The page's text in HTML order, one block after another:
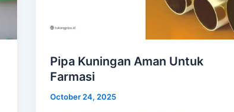
Pipa Kuningan Aman Untuk
Farmasi
October 24, 2025